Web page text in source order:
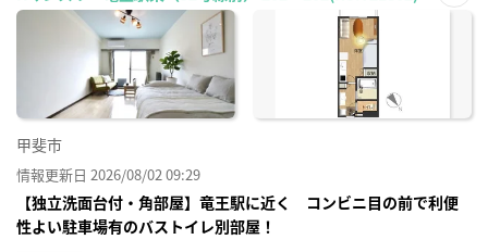
お気
甲斐市
情報更新日 2026/08/02 09:29
【独立洗面台付・角部屋】竜王駅に近く コンビニ目の前で利便
性よい駐車場有のバストイレ別部屋！